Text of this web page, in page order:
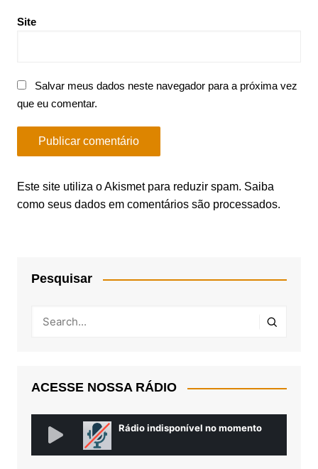
Site
Salvar meus dados neste navegador para a próxima vez
que eu comentar.
Este site utiliza o Akismet para reduzir spam. Saiba
como seus dados em comentários são processados.
Pesquisar
ACESSE NOSSA RÁDIO